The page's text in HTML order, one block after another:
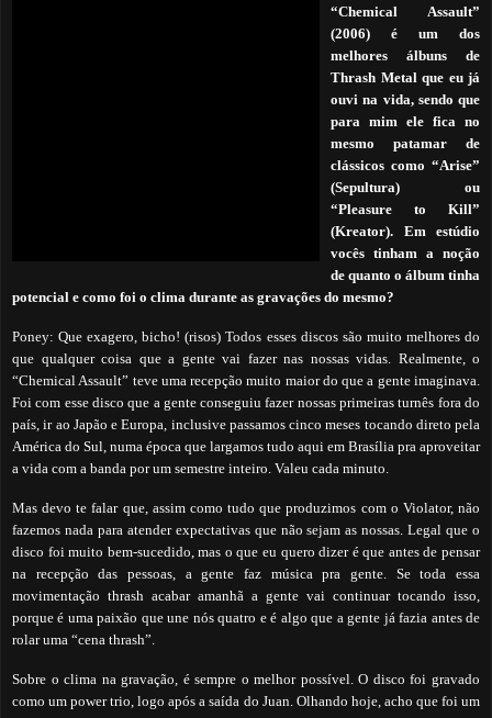
“Chemical Assault”
(2006) é um dos
melhores álbuns de
Thrash Metal que eu já
ouvi na vida, sendo que
para mim ele fica no
mesmo patamar de
clássicos como “Arise”
(Sepultura) ou
“Pleasure to Kill”
(Kreator). Em estúdio
vocês tinham a noção
de quanto o álbum tinha
potencial e como foi o clima durante as gravações do mesmo?
Poney: Que exagero, bicho! (risos) Todos esses discos são muito melhores do
que qualquer coisa que a gente vai fazer nas nossas vidas. Realmente, o
“Chemical Assault” teve uma recepção muito maior do que a gente imaginava.
Foi com esse disco que a gente conseguiu fazer nossas primeiras turnês fora do
país, ir ao Japão e Europa, inclusive passamos cinco meses tocando direto pela
América do Sul, numa época que largamos tudo aqui em Brasília pra aproveitar
a vida com a banda por um semestre inteiro. Valeu cada minuto.
Mas devo te falar que, assim como tudo que produzimos com o Violator, não
fazemos nada para atender expectativas que não sejam as nossas. Legal que o
disco foi muito bem-sucedido, mas o que eu quero dizer é que antes de pensar
na recepção das pessoas, a gente faz música pra gente. Se toda essa
movimentação thrash acabar amanhã a gente vai continuar tocando isso,
porque é uma paixão que une nós quatro e é algo que a gente já fazia antes de
rolar uma “cena thrash”.
Sobre o clima na gravação, é sempre o melhor possível. O disco foi gravado
como um power trio, logo após a saída do Juan. Olhando hoje, acho que foi um